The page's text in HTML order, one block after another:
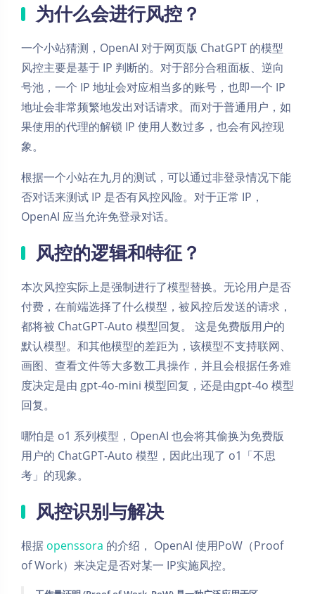
为什么会进行风控？
一个小站猜测，OpenAI 对于网页版 ChatGPT 的模型
风控主要是基于 IP 判断的。对于部分合租面板、逆向
号池，一个 IP 地址会对应相当多的账号，也即一个 IP
地址会非常频繁地发出对话请求。而对于普通用户，如
果使用的代理的解锁 IP 使用人数过多，也会有风控现
象。
根据一个小站在九月的测试，可以通过非登录情况下能
否对话来测试 IP 是否有风控风险。对于正常 IP，
OpenAI 应当允许免登录对话。
风控的逻辑和特征？
本次风控实际上是强制进行了模型替换。无论用户是否
付费，在前端选择了什么模型，被风控后发送的请求，
都将被 ChatGPT-Auto 模型回复。 这是免费版用户的
默认模型。和其他模型的差距为，该模型不支持联网、
画图、查看文件等大多数工具操作，并且会根据任务难
度决定是由 gpt-4o-mini 模型回复，还是由gpt-4o 模型
回复。
哪怕是 o1 系列模型，OpenAI 也会将其偷换为免费版
用户的 ChatGPT-Auto 模型，因此出现了 o1「不思
考」的现象。
风控识别与解决
根据 openssora 的介绍， OpenAI 使用PoW（Proof
of Work）来决定是否对某一 IP实施风控。